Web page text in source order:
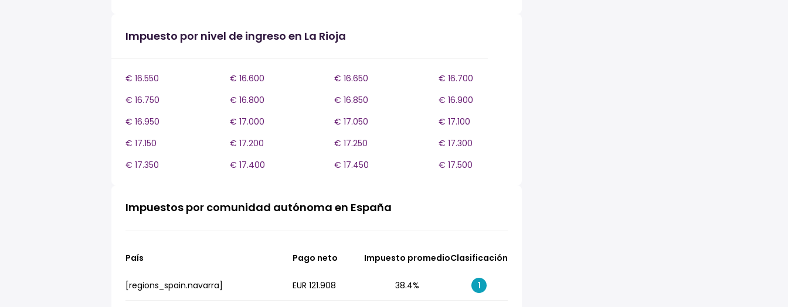
Impuesto por nivel de ingreso en La Rioja
€ 16.550 € 16.600 € 16.650
€ 16.700
€ 16.750
€ 16.800 € 16.850
€ 16.900
€ 16.950
€ 17.000 € 17.050
€ 17.100
€ 17.150
€ 17.200 € 17.250
€ 17.300
€ 17.350
€ 17.400 € 17.450 € 17.500
Impuestos por comunidad autónoma en España
País Pago neto Impuesto promedioClasificación
[regions_spain.navarra] EUR 121.908 38.4% 1